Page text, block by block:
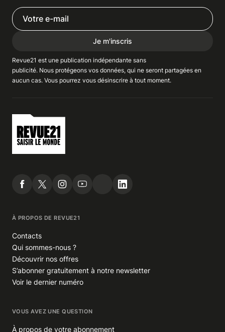
Je m'inscris
Revue21 est une publication indépendante sans
publicité. Nous protégeons vos données, qui ne seront partagées en
aucun cas. Vous pourrez vous désinscrire à tout moment.
À PROPOS DE REVUE21
Contacts
Qui sommes-nous ?
Découvrir nos offres
S’abonner gratuitement à notre newsletter
Voir le dernier numéro
VOUS AVEZ UNE QUESTION
À propos de votre abonnement